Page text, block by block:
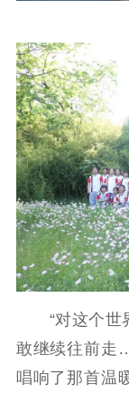
“对这个世界
敢继续往前走
唱响了那首温